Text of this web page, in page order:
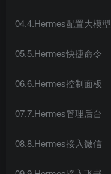
04.4.Hermes配置大模型
05.5.Hermes快捷命令
06.6.Hermes控制面板
07.7.Hermes管理后台
08.8.Hermes接入微信